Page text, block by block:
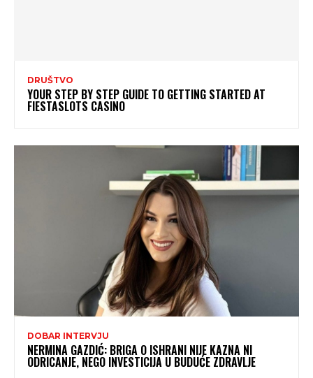
DRUŠTVO
YOUR STEP BY STEP GUIDE TO GETTING STARTED AT
FIESTASLOTS CASINO
DOBAR INTERVJU
NERMINA GAZDIĆ: BRIGA O ISHRANI NIJE KAZNA NI
ODRICANJE, NEGO INVESTICIJA U BUDUĆE ZDRAVLJE